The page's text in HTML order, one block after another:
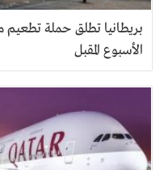
بريطانيا تطلق حملة
الأسبوع المقبل